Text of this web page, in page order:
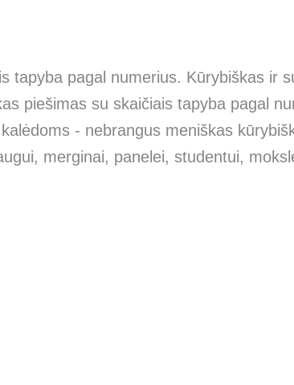
tapyba pagal numerius. Kūrybiškas ir
piešimas su skaičiais tapyba pagal
- nebrangus meniškas
merginai, panelei, studentui,